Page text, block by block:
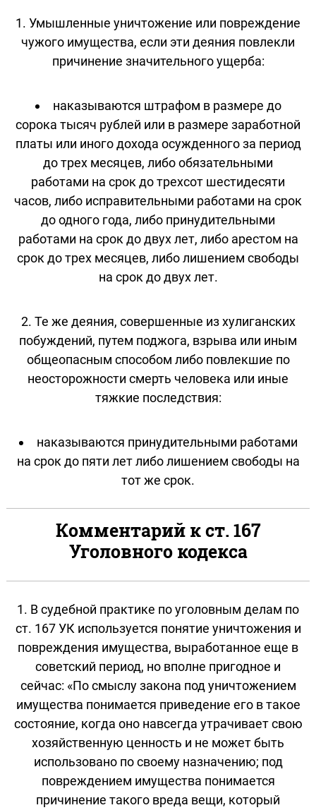
1. Умышленные уничтожение или повреждение
чужого имущества, если эти деяния повлекли
причинение значительного ущерба:
наказываются штрафом в размере до
сорока тысяч рублей или в размере заработной
платы или иного дохода осужденного за период
до трех месяцев, либо обязательными
работами на срок до трехсот шестидесяти
часов, либо исправительными работами на срок
до одного года, либо принудительными
работами на срок до двух лет, либо арестом на
срок до трех месяцев, либо лишением свободы
на срок до двух лет.
2. Те же деяния, совершенные из хулиганских
побуждений, путем поджога, взрыва или иным
общеопасным способом либо повлекшие по
неосторожности смерть человека или иные
тяжкие последствия:
наказываются принудительными работами
на срок до пяти лет либо лишением свободы на
тот же срок.
Комментарий к ст. 167
Уголовного кодекса
1. В судебной практике по уголовным делам по
ст. 167 УК используется понятие уничтожения и
повреждения имущества, выработанное еще в
советский период, но вполне пригодное и
сейчас: «По смыслу закона под уничтожением
имущества понимается приведение его в такое
состояние, когда оно навсегда утрачивает свою
хозяйственную ценность и не может быть
использовано по своему назначению; под
повреждением имущества понимается
причинение такого вреда вещи, который